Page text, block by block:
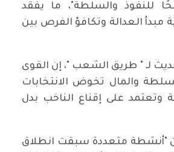
للنفوذ والسلطة"، ما يفقد
مبدأ العدالة وتكافؤ الفرص بين
لـ " طريق الشعب "، إن القوى
والمال تخوض الانتخابات
على إقناع الناخب بدل
"أنشطة متعددة سبقت انطلاق